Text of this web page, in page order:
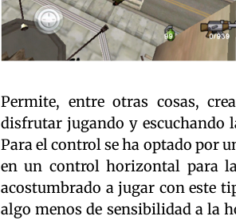
Permite, entre otras cosas,
disfrutar jugando y escuchando
Para el control se ha optado por
en un control horizontal para
acostumbrado a jugar con este
algo menos de sensibilidad a la